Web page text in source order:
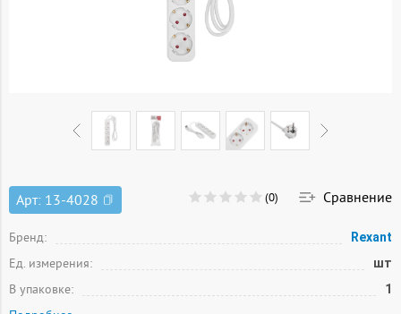
Арт: 13-4028 (0) Сравнение
Бренд: Rexant
Ед. измерения: шт
В упаковке: 1